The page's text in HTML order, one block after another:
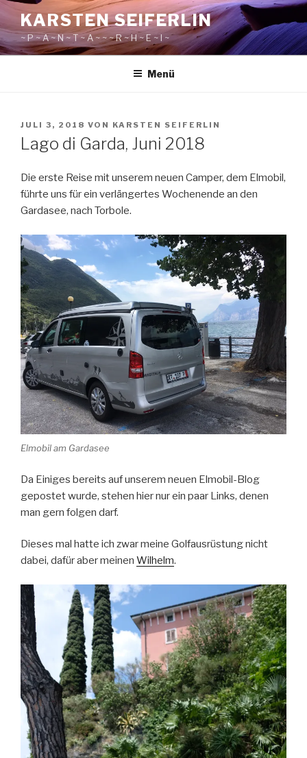
Zum
Inhalt
springen
KARSTEN SEIFERLIN
~ P ~ A ~ N ~ T ~ A ~ ~ ~ R ~ H ~ E ~ I ~
Menü
VERÖFFENTLICHT
AM
JULI 3, 2018 VON KARSTEN SEIFERLIN
Lago di Garda, Juni 2018
Die erste Reise mit unserem neuen Camper, dem Elmobil,
führte uns für ein verlängertes Wochenende an den
Gardasee, nach Torbole.
Elmobil am Gardasee
Da Einiges bereits auf unserem neuen Elmobil-Blog
gepostet wurde, stehen hier nur ein paar Links, denen
man gern folgen darf.
Dieses mal hatte ich zwar meine Golfausrüstung nicht
dabei, dafür aber meinen Wilhelm.